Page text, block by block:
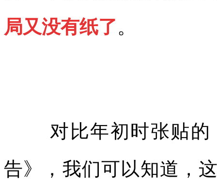
局又没有纸了。
对比年初时张贴
告》，我们可以知道，